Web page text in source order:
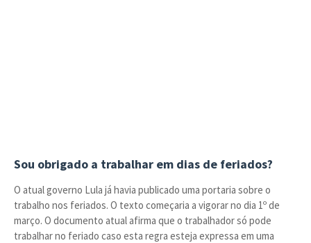
Sou obrigado a trabalhar em dias de feriados?
O atual governo Lula já havia publicado uma portaria sobre o
trabalho nos feriados. O texto começaria a vigorar no dia 1º de
março. O documento atual afirma que o trabalhador só pode
trabalhar no feriado caso esta regra esteja expressa em uma